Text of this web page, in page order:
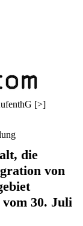
[>]
die
von
30. Juli